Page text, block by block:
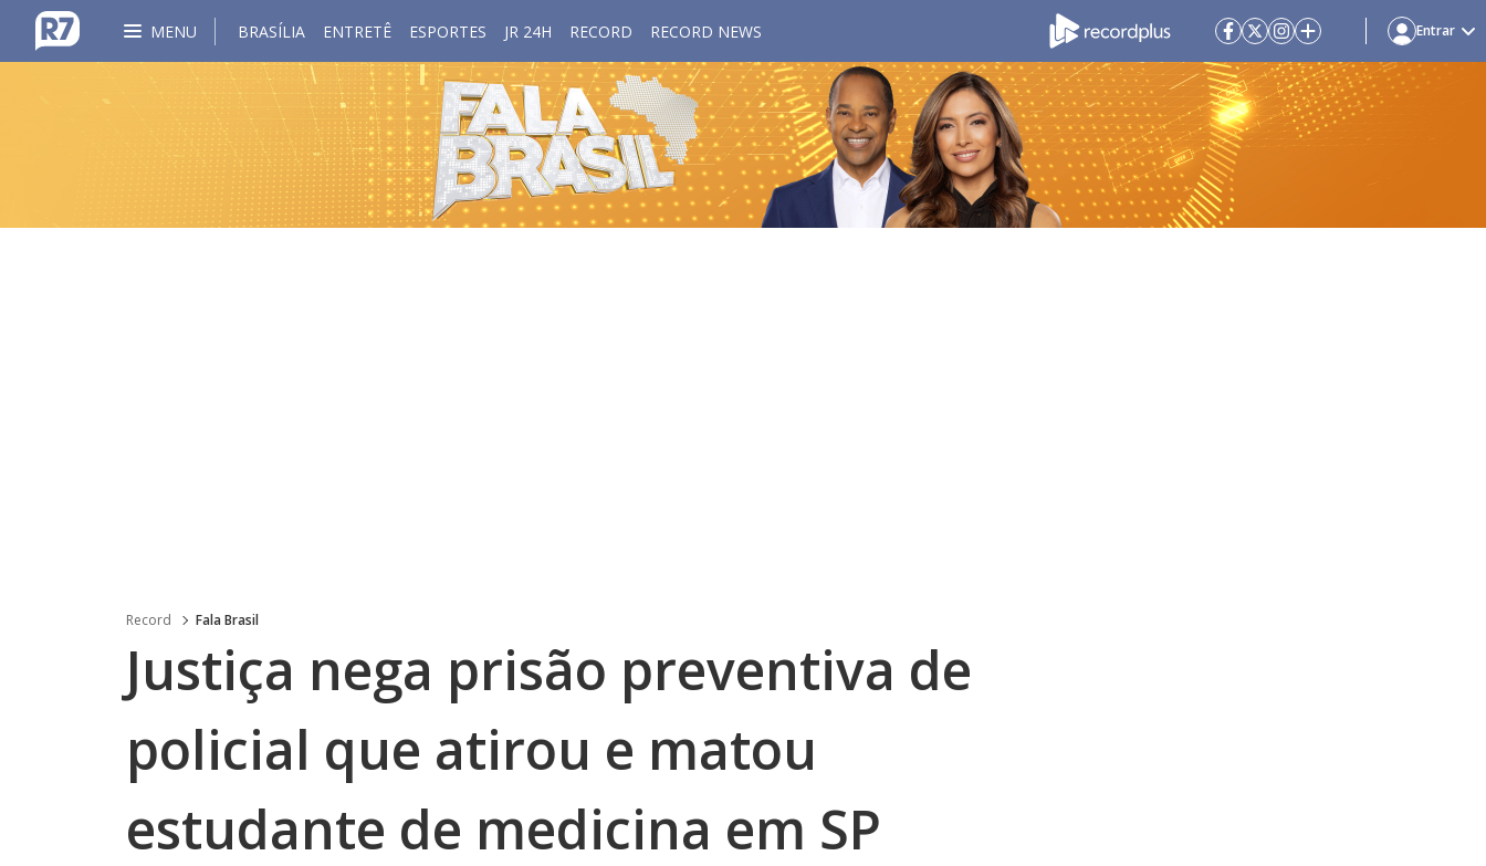
MENU BRASÍLIA ENTRETÊ ESPORTES JR 24H RECORD RECORD NEWS Entrar
Record Fala Brasil
Justiça nega prisão preventiva de
policial que atirou e matou
estudante de medicina em SP